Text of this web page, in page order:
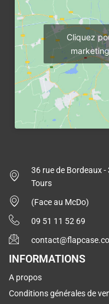
Cliquez
36 rue de Bordeaux -
Tours
(Face au McDo)
09 51 11 52 69
INFORMATIONS
A propos
Conditions générales de